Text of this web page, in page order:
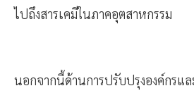
ไปถึงสารเคมีในภาคอุตสาหกรรม
นอกจากนี้ด้านการปรับปรุงองค์กร